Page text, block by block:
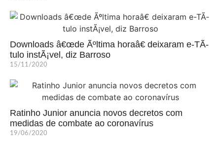
Downloads â€œde Ãºltima horaâ€ deixaram e-TÃ­
tulo instÃ¡vel, diz Barroso
15/11/2020
Ratinho Junior anuncia novos decretos com
medidas de combate ao coronavírus
19/06/2020